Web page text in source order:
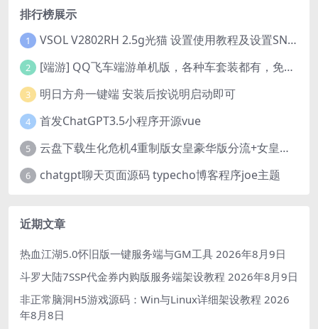
排行榜展示
1 VSOL V2802RH 2.5g光猫 设置使用教程及设置SN教程-附带稳定固件使用手册等
2 [端游] QQ飞车端游单机版，各种车套装都有，免虚拟机
3 明日方舟一键端 安装后按说明启动即可
4 首发ChatGPT3.5小程序开源vue
5 云盘下载生化危机4重制版女皇豪华版分流+女皇学习补丁+修改器 解压即玩【阿里云盘】
6 chatgpt聊天页面源码 typecho博客程序joe主题
近期文章
热血江湖5.0怀旧版一键服务端与GM工具 2026年8月9日
斗罗大陆7SSP代金券内购版服务端架设教程 2026年8月9日
非正常脑洞H5游戏源码：Win与Linux详细架设教程 2026
年8月8日